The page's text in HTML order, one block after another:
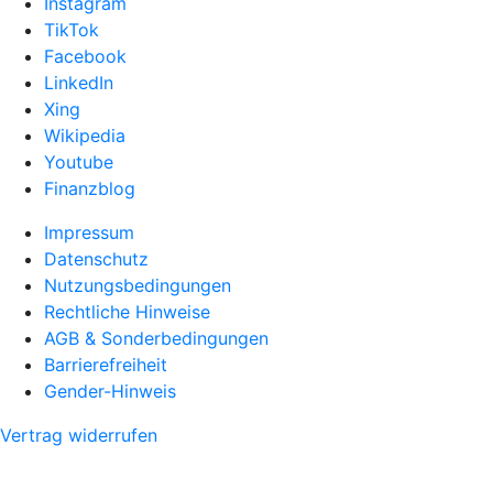
TikTok
Facebook
LinkedIn
Xing
Wikipedia
Youtube
Finanzblog
Impressum
Datenschutz
Nutzungsbedingungen
Rechtliche Hinweise
AGB & Sonderbedingungen
Barrierefreiheit
Gender-Hinweis
Vertrag widerrufen